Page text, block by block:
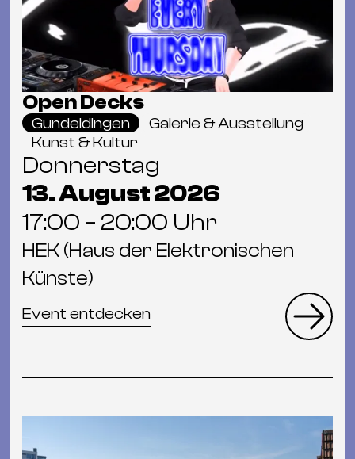
Open Decks
Gundeldingen
Galerie & Ausstellung
Kunst & Kultur
Donnerstag
13. August 2026
17:00 – 20:00 Uhr
HEK (Haus der Elektronischen
Künste)
Event entdecken